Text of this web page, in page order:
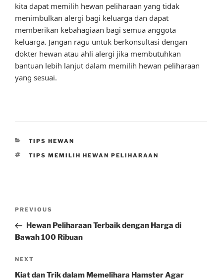
kita dapat memilih hewan peliharaan yang tidak
menimbulkan alergi bagi keluarga dan dapat
memberikan kebahagiaan bagi semua anggota
keluarga. Jangan ragu untuk berkonsultasi dengan
dokter hewan atau ahli alergi jika membutuhkan
bantuan lebih lanjut dalam memilih hewan peliharaan
yang sesuai.
CATEGORIES
TIPS HEWAN
TAGS
TIPS MEMILIH HEWAN PELIHARAAN
Previous
Post
PREVIOUS
Hewan Peliharaan Terbaik dengan Harga di
Bawah 100 Ribuan
Next
Post
NEXT
Kiat dan Trik dalam Memelihara Hamster Agar